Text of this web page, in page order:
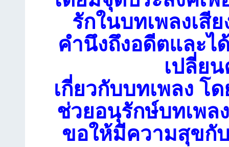
รักในบทเพลงเสี
คำนึงถึงอดีตและไ
เปลี่ย
เกี่ยวกับบทเพลง โ
ช่วยอนุรักษ์บทเพล
ขอให้มีความสุขกั